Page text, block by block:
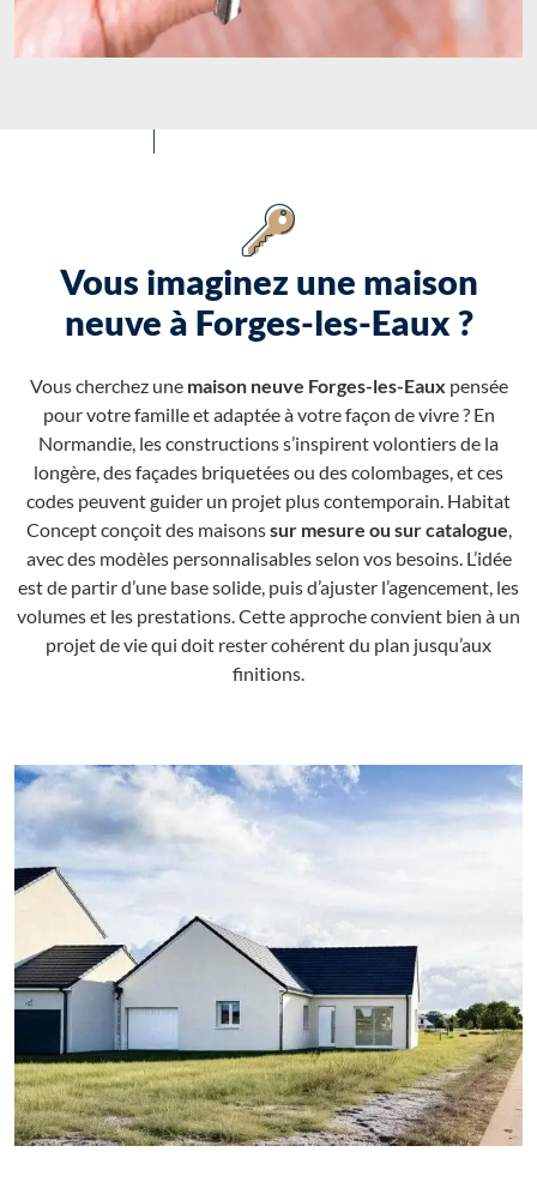
Vous imaginez une maison
neuve à Forges-les-Eaux ?
Vous cherchez une maison neuve Forges-les-Eaux pensée
pour votre famille et adaptée à votre façon de vivre ? En
Normandie, les constructions s’inspirent volontiers de la
longère, des façades briquetées ou des colombages, et ces
codes peuvent guider un projet plus contemporain. Habitat
Concept conçoit des maisonssur mesure ou sur catalogue,
avec des modèles personnalisables selon vos besoins. L’idée
est de partir d’une base solide, puis d’ajuster l’agencement, les
volumes et les prestations. Cette approche convient bien à un
projet de vie qui doit rester cohérent du plan jusqu’aux
finitions.